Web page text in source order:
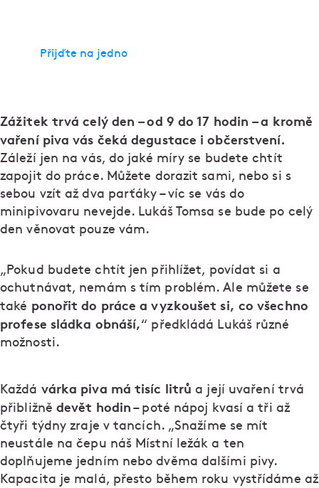
Přijďte na jedno
Zážitek trvá celý den – od 9 do 17 hodin – a kromě
vaření piva vás čeká degustace i občerstvení.
Záleží jen na vás, do jaké míry se budete chtít
zapojit do práce. Můžete dorazit sami, nebo si s
sebou vzít až dva parťáky – víc se vás do
minipivovaru nevejde. Lukáš Tomsa se bude po celý
den věnovat pouze vám.
„Pokud budete chtít jen přihlížet, povídat si a
ochutnávat, nemám s tím problém. Ale můžete se
také ponořit do práce a vyzkoušet si, co všechno
profese sládka obnáší,“ předkládá Lukáš různé
možnosti.
Každá várka piva má tisíc litrů a její uvaření trvá
přibližnědevět hodin – poté nápoj kvasí a tři až
čtyři týdny zraje v tancích. „Snažíme se mít
neustále na čepu náš Místní ležák a ten
doplňujeme jedním nebo dvěma dalšími pivy.
Kapacita je malá, přesto během roku vystřídáme až